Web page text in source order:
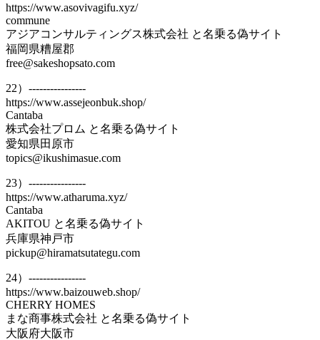
https://www.asovivagifu.xyz/
commune
アジアコンサルティングス株式会社 と名乗る偽サイト
福岡県糟屋郡
free@sakeshopsato.com
22）----------------
https://www.assejeonbuk.shop/
Cantaba
株式会社プロム と名乗る偽サイト
愛知県田原市
topics@ikushimasue.com
23）----------------
https://www.atharuma.xyz/
Cantaba
AKITOU と名乗る偽サイト
兵庫県神戸市
pickup@hiramatsutategu.com
24）----------------
https://www.baizouweb.shop/
CHERRY HOMES
まな商事株式会社 と名乗る偽サイト
大阪府大阪市